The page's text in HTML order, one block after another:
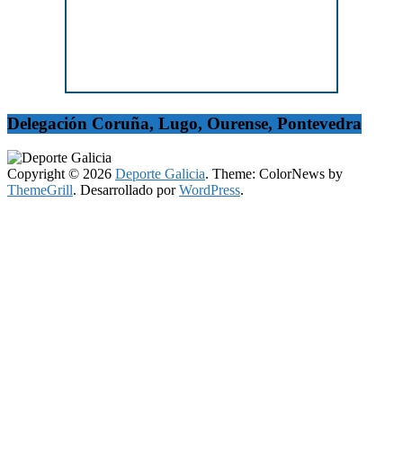
Delegación Coruña, Lugo, Ourense, Pontevedra
Copyright © 2026 Deporte Galicia. Theme: ColorNews by
ThemeGrill. Desarrollado porWordPress.